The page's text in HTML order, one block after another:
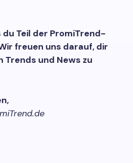
du Teil der PromiTrend-
freuen uns darauf, dir
Trends und News zu